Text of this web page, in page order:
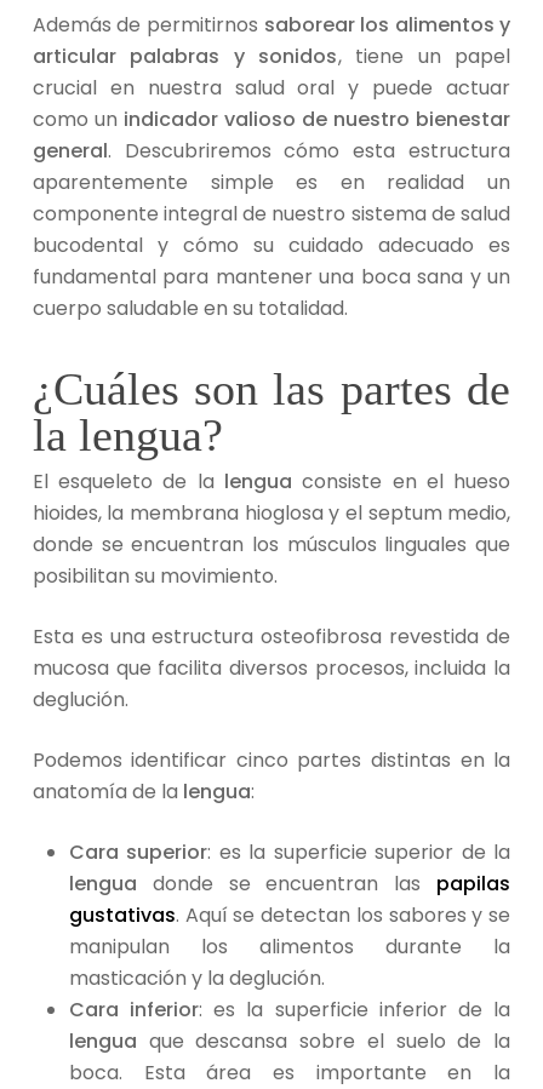
Además de permitirnos saborear los alimentos y
articular palabras y sonidos, tiene un papel
crucial en nuestra salud oral y puede actuar
como un indicador valioso de nuestro bienestar
general. Descubriremos cómo esta estructura
aparentemente simple es en realidad un
componente integral de nuestro sistema de salud
bucodental y cómo su cuidado adecuado es
fundamental para mantener una boca sana y un
cuerpo saludable en su totalidad.
¿Cuáles son las partes de
la lengua?
El esqueleto de la lenguaconsiste en el hueso
hioides, la membrana hioglosa y el septum medio,
donde se encuentran los músculos linguales que
posibilitan su movimiento.
Esta es una estructura osteofibrosa revestida de
mucosa que facilita diversos procesos, incluida la
deglución.
Podemos identificar cinco partes distintas en la
anatomía de la lengua:
Cara superior: es la superficie superior de la
lengua donde se encuentran las papilas
gustativas. Aquí se detectan los sabores y se
manipulan los alimentos durante la
masticación y la deglución.
Cara inferior: es la superficie inferior de la
lengua que descansa sobre el suelo de la
boca. Esta área es importante en la